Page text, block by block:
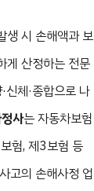
생 시 손해액과 보
게 산정하는 전문
신체·종합으로 나
사는 자동차보험
험, 제3보험 등
고의 손해사정 업